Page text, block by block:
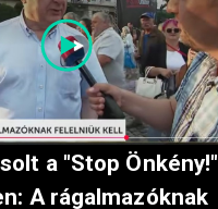
a "Stop Önkény!"
A rágalmazóknak